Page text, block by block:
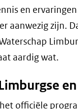
en
aanwezig zijn.
aardig wat.
officiële